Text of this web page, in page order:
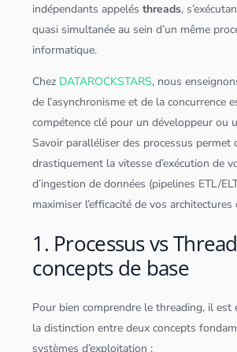
indépendants appelésthreads,
quasi simultanée au sein d’un même
informatique.
Chez DATAROCKSTARS, nous
de l’asynchronisme et de la concurrence
compétence clé pour un développeur ou
Savoir paralléliser des processus permet
drastiquement la vitesse d’exécution de
d’ingestion dedonnées (pipelines ETL/
maximiser l’efficacité de vos architectures
1. Processus vs
concepts de base
Pour bien comprendre le threading, il est
la distinction entre deux concepts
systèmes d’exploitation :